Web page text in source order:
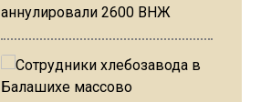
аннулировали 2600 ВНЖ